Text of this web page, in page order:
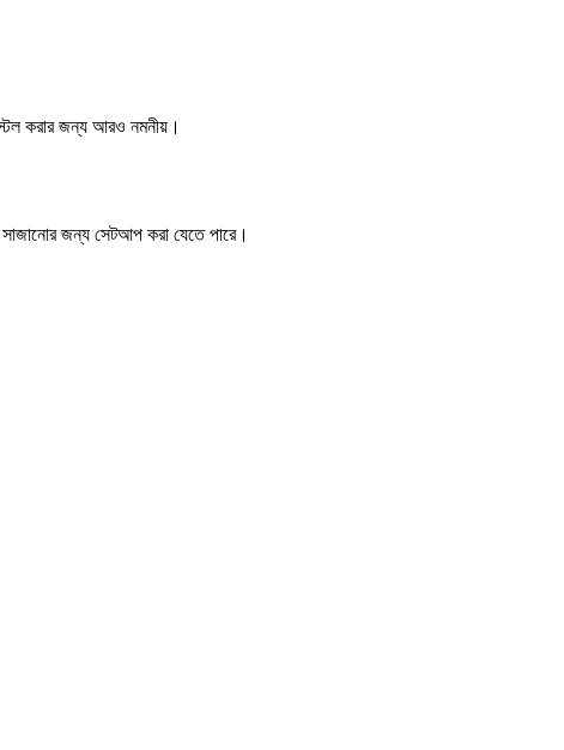
করার জন্য আরও নমনীয়।
জন্য সেটআপ করা যেতে পারে।